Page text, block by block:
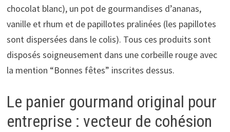
chocolat blanc), un pot de gourmandises d’ananas,
vanille et rhum et de papillotes pralinées (les papillotes
sont dispersées dans le colis). Tous ces produits sont
disposés soigneusement dans une corbeille rouge avec
la mention “Bonnes fêtes” inscrites dessus.
Le panier gourmand original pour
entreprise : vecteur de cohésion